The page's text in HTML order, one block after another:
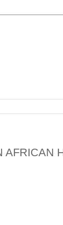
AFRICAN